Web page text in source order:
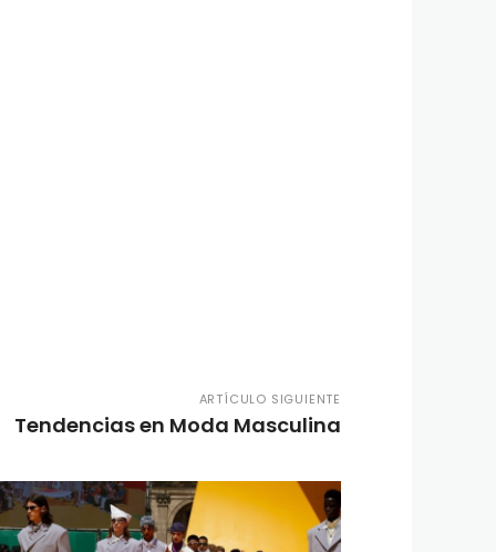
ARTÍCULO SIGUIENTE
Tendencias en Moda Masculina